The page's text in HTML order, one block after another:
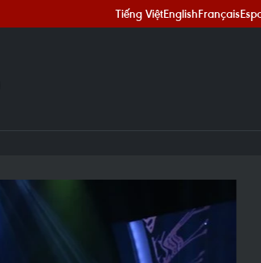
Tiếng ViệtEnglishFrançais